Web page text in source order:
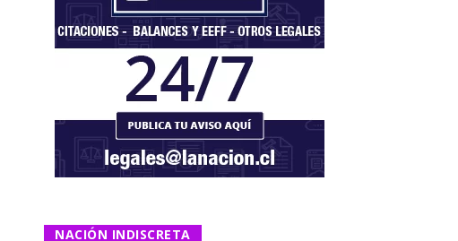
NACIÓN INDISCRETA